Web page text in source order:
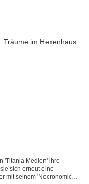
'Titania Medien' ihre
sich erneut eine
mit seinem 'Necronomicon'